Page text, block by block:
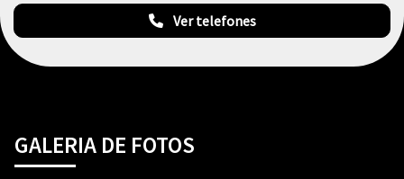
Ver telefones
GALERIA DE FOTOS